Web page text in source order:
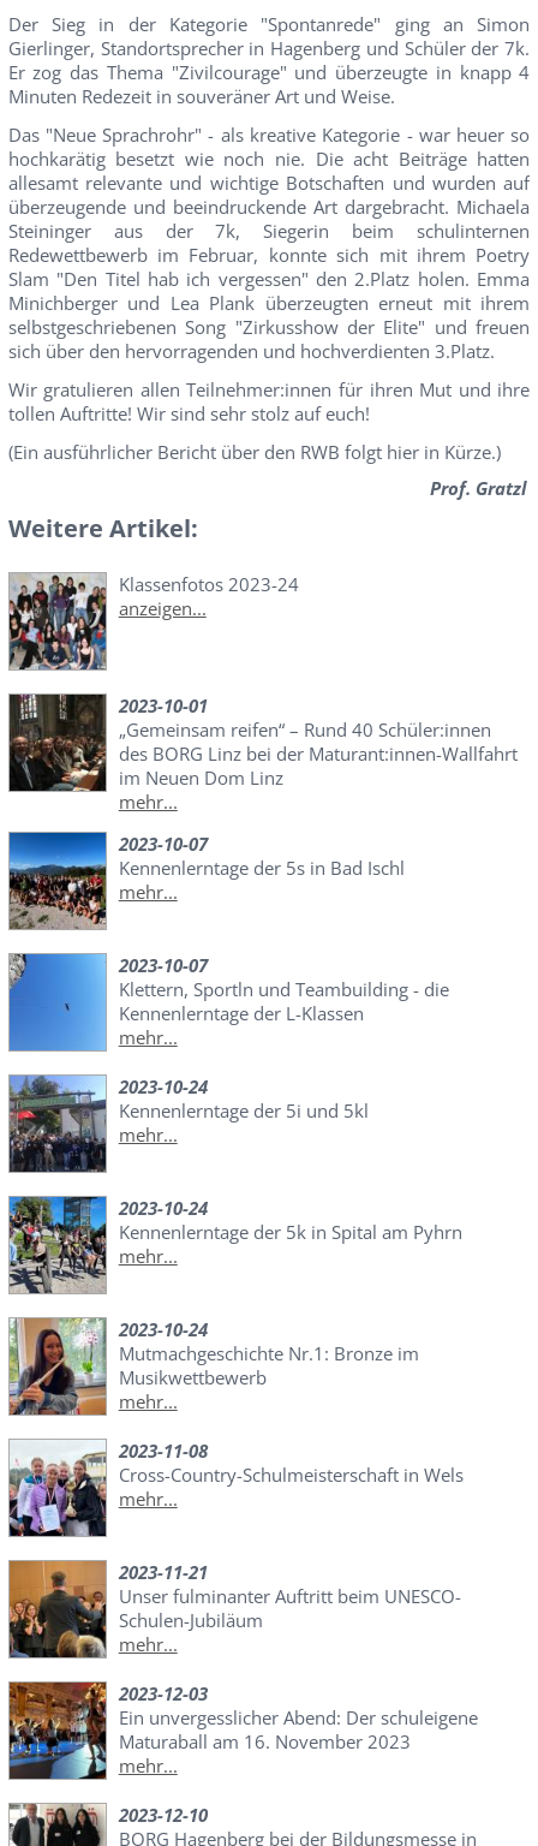
Der Sieg in der Kategorie "Spontanrede" ging an Simon
Gierlinger, Standortsprecher in Hagenberg und Schüler der 7k.
Er zog das Thema "Zivilcourage" und überzeugte in knapp 4
Minuten Redezeit in souveräner Art und Weise.
Das "Neue Sprachrohr" - als kreative Kategorie - war heuer so
hochkarätig besetzt wie noch nie. Die acht Beiträge hatten
allesamt relevante und wichtige Botschaften und wurden auf
überzeugende und beeindruckende Art dargebracht. Michaela
Steininger aus der 7k, Siegerin beim schulinternen
Redewettbewerb im Februar, konnte sich mit ihrem Poetry
Slam "Den Titel hab ich vergessen" den 2.Platz holen. Emma
Minichberger und Lea Plank überzeugten erneut mit ihrem
selbstgeschriebenen Song "Zirkusshow der Elite" und freuen
sich über den hervorragenden und hochverdienten 3.Platz.
Wir gratulieren allen Teilnehmer:innen für ihren Mut und ihre
tollen Auftritte! Wir sind sehr stolz auf euch!
(Ein ausführlicher Bericht über den RWB folgt hier in Kürze.)
Prof. Gratzl
Weitere Artikel:
Klassenfotos 2023-24
anzeigen...
2023-10-01
„Gemeinsam reifen“ – Rund 40 Schüler:innen
des BORG Linz bei der Maturant:innen-Wallfahrt
im Neuen Dom Linz
mehr...
2023-10-07
Kennenlerntage der 5s in Bad Ischl
mehr...
2023-10-07
Klettern, Sportln und Teambuilding - die
Kennenlerntage der L-Klassen
mehr...
2023-10-24
Kennenlerntage der 5i und 5kl
mehr...
2023-10-24
Kennenlerntage der 5k in Spital am Pyhrn
mehr...
2023-10-24
Mutmachgeschichte Nr.1: Bronze im
Musikwettbewerb
mehr...
2023-11-08
Cross-Country-Schulmeisterschaft in Wels
mehr...
2023-11-21
Unser fulminanter Auftritt beim UNESCO-
Schulen-Jubiläum
mehr...
2023-12-03
Ein unvergesslicher Abend: Der schuleigene
Maturaball am 16. November 2023
mehr...
2023-12-10
BORG Hagenberg bei der Bildungsmesse in